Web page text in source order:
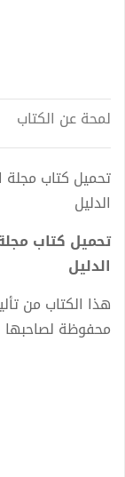
لمحة عن الكتاب
الدليل
الدليل
هذا الكتاب من
محفوظة لصاحبها